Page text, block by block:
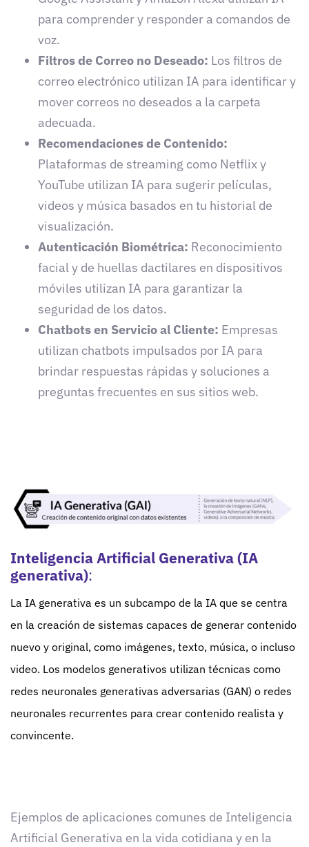
para comprender y responder a comandos de
voz.
Filtros de Correo no Deseado: Los filtros de
correo electrónico utilizan IA para identificar y
mover correos no deseados a la carpeta
adecuada.
Recomendaciones de Contenido:
Plataformas de streaming como Netflix y
YouTube utilizan IA para sugerir películas,
videos y música basados en tu historial de
visualización.
Autenticación Biométrica: Reconocimiento
facial y de huellas dactilares en dispositivos
móviles utilizan IA para garantizar la
seguridad de los datos.
Chatbots en Servicio al Cliente: Empresas
utilizan chatbots impulsados por IA para
brindar respuestas rápidas y soluciones a
preguntas frecuentes en sus sitios web.
Inteligencia Artificial Generativa (IA
generativa):
La IA generativa es un subcampo de la IA que se centra
en la creación de sistemas capaces de generar contenido
nuevo y original, como imágenes, texto, música, o incluso
video. Los modelos generativos utilizan técnicas como
redes neuronales generativas adversarias (GAN) o redes
neuronales recurrentes para crear contenido realista y
convincente.
Ejemplos de aplicaciones comunes de Inteligencia
Artificial Generativa en la vida cotidiana y en la